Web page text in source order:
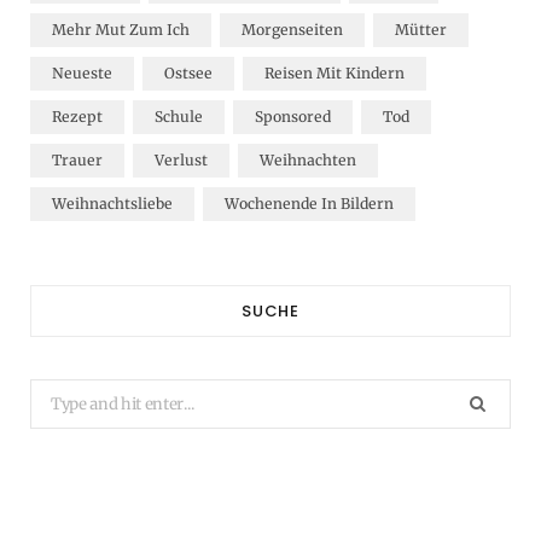
Mehr Mut Zum Ich Morgenseiten Mütter
Neueste Ostsee Reisen Mit Kindern
Rezept Schule Sponsored Tod
Trauer Verlust Weihnachten
Weihnachtsliebe Wochenende In Bildern
SUCHE
Search
for: